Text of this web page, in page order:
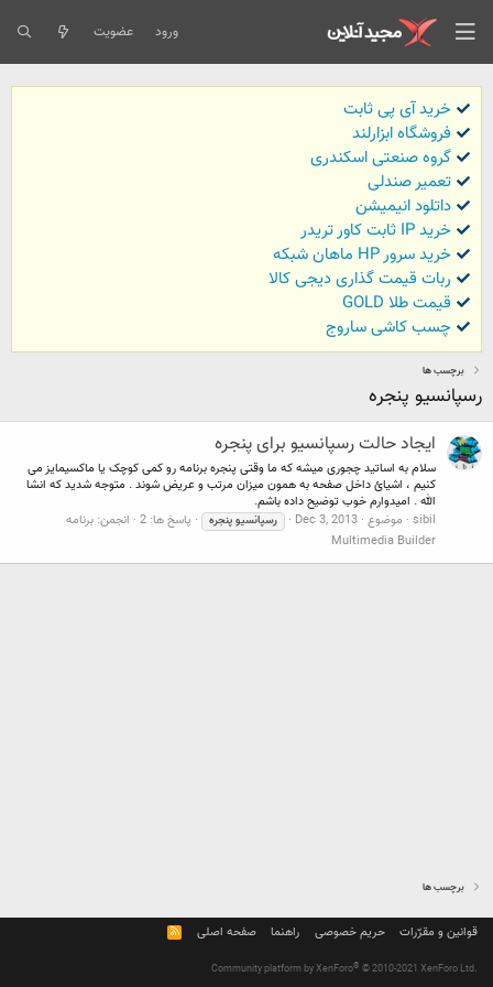
ورود عضویت
خرید آی پی ثابت
فروشگاه ابزارلند
گروه صنعتی اسکندری
تعمیر صندلی
داتلود انیمیشن
خرید IP ثابت کاور تریدر
خرید سرور HP ماهان شبکه
ربات قیمت گذاری دیجی کالا
قیمت طلا GOLD
چسب کاشی ساروج
برچسب ها
رسپانسیو پنجره
ایجاد حالت رسپانسیو برای پنجره
سلام به اساتید چجوری میشه که ما وقتی پنجره برنامه رو کمی کوچک یا ماکسیمایز می
کنیم ، اشیائ داخل صفحه به همون میزان مرتب و عریض شوند . متوجه شدید که انشا
الله . امیدوارم خوب توضیح داده باشم.
sibil موضوع Dec 3, 2013 رسپانسیو پنجره پاسخ ها: 2 انجمن: برنامه
Multimedia Builder
برچسب ها
قوانین و مقرّرات حریم خصوصی راهنما صفحه اصلی
R
S
Community platform by XenForo® © 2010-2021 XenForo Ltd.